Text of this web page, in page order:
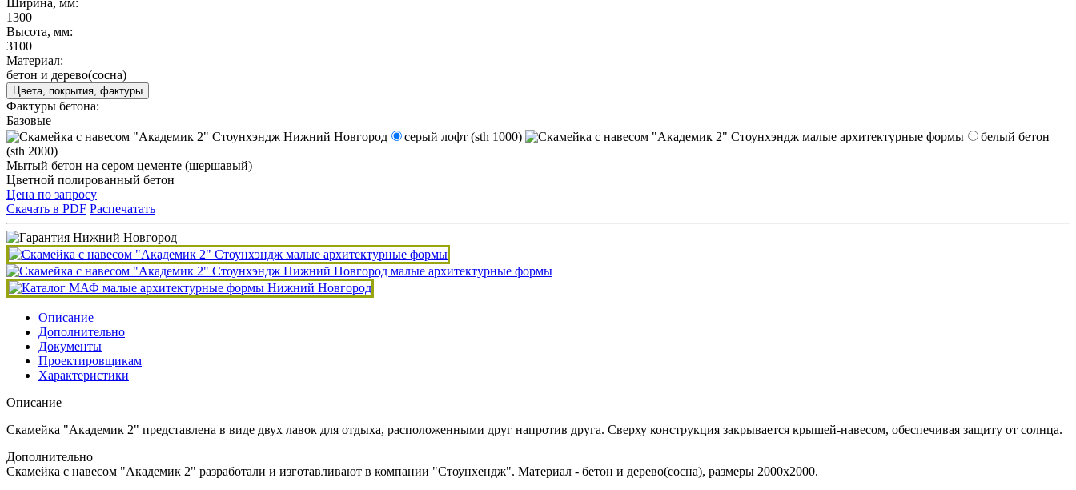
1300
Высота, мм:
3100
Материал:
бетон и дерево(сосна)
Цвета, покрытия, фактуры
Фактуры бетона:
Базовые
серый лофт (sth 1000)
белый бетон
(sth 2000)
Мытый бетон на сером цементе (шершавый)
Цветной полированный бетон
Цена по запросу
Скачать в PDF Распечатать
Описание
Дополнительно
Документы
Проектировщикам
Характеристики
Описание
Скамейка "Академик 2" представлена в виде двух лавок для отдыха, расположенными друг напротив друга. Сверху конструкция закрывается крышей-навесом, обеспечивая защиту от солнца.
Дополнительно
Скамейка с навесом "Академик 2" разработали и изготавливают в компании "Стоунхендж". Материал - бетон и дерево(сосна), размеры 2000x2000.